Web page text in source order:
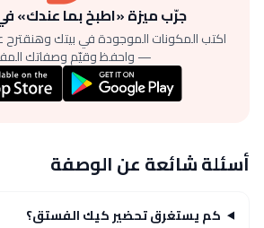
جرّب ميزة «اطبخ بما عندك»
اكتب المكونات الموجودة في بيتك وهنقترح
— واحفظ وقيّم وصفاتك
أسئلة شائعة عن الوصفة
كم يستغرق تحضير كيك الفستق؟